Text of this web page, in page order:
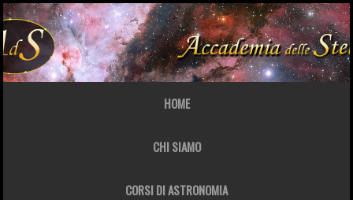
HOME
CHI SIAMO
CORSI DI ASTRONOMIA